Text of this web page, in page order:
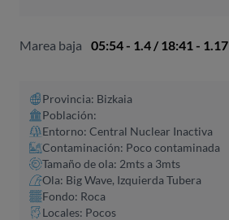
Marea baja 05:54 - 1.4 / 18:41 - 1.17
Provincia: Bizkaia
Población:
Entorno: Central Nuclear Inactiva
Contaminación: Poco contaminada
Tamaño de ola: 2mts a 3mts
Ola: Big Wave, Izquierda Tubera
Fondo: Roca
Locales: Pocos